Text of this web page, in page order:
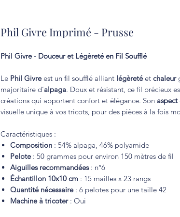
Phil Givre Imprimé - Prusse
Phil Givre - Douceur et Légèreté en Fil Soufflé
Le Phil Givreest un fil soufflé alliant légèretéet chaleur
majoritaire d’alpaga. Doux et résistant, ce fil précieux
créations qui apportent confort et élégance. Son aspect
visuelle unique à vos tricots, pour des pièces à la fois
Caractéristiques :
Composition : 54% alpaga, 46% polyamide
Pelote: 50 grammes pour environ 150 mètres de fil
Aiguilles recommandées: n°6
Échantillon 10x10 cm : 15 mailles x 23 rangs
Quantité nécessaire: 6 pelotes pour une taille 42
Machine à tricoter: Oui